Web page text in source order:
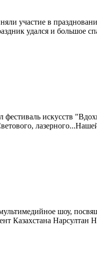
участие в
удался и большое
искусств
шоу,
Казахстана Нарсултан